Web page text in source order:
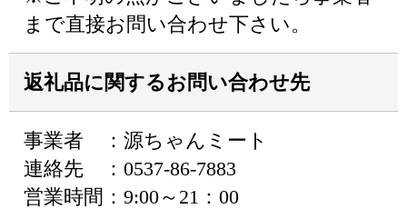
まで直接お問い合わせ下さい。
返礼品に関するお問い合わせ先
事業者 ：源ちゃんミート
連絡先 ：0537-86-7883
営業時間：9:00～21：00